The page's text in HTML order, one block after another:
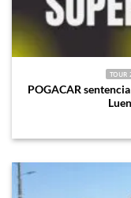
TOUR
POGACAR